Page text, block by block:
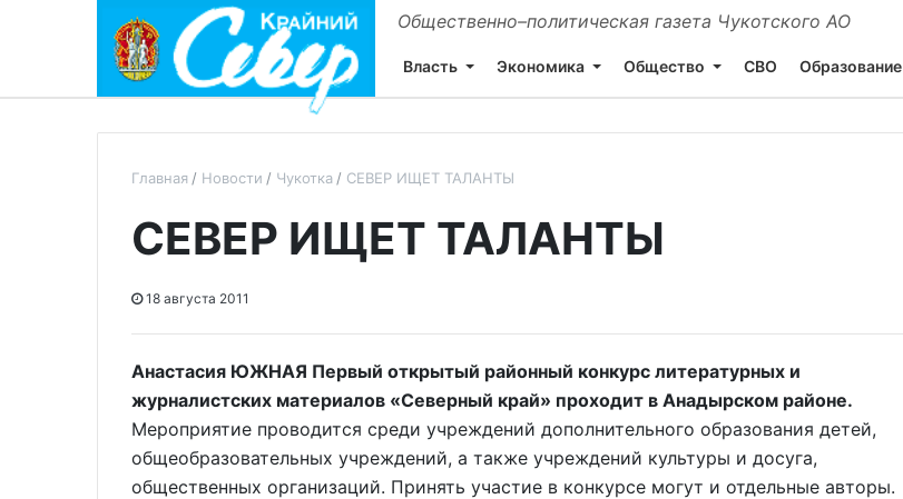
Общественно–политическая газета Чукотского АО
Власть Экономика Общество СВО Образование
Главная Новости Чукотка СЕВЕР ИЩЕТ ТАЛАНТЫ
СЕВЕР ИЩЕТ ТАЛАНТЫ
18 августа 2011
Анастасия ЮЖНАЯ Первый открытый районный конкурс литературных и
журналистских материалов «Северный край» проходит в Анадырском районе.
Мероприятие проводится среди учреждений дополнительного образования детей,
общеобразовательных учреждений, а также учреждений культуры и досуга,
общественных организаций. Принять участие в конкурсе могут и отдельные авторы.